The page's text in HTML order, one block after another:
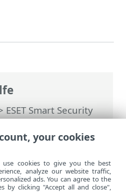
ESET Smart Security
Einstellungen>
Web-Schutz>
your cookies
use cookies to give you the best
analyze our website traffic,
ads. You can agree to the
by clicking "Accept all and close",